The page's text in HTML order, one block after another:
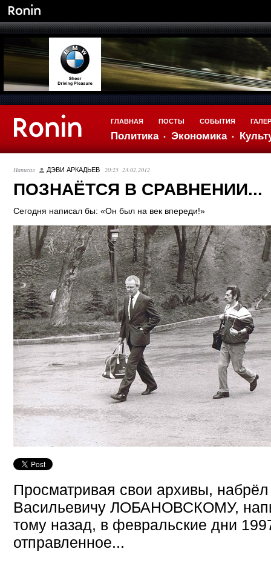
ГЛАВНАЯ
Политика Экономика
ПОСТЫ СОБЫТИЯ
Написал ДЭВИ АРКАДЬЕВ 20:25 23.02.2012
ПОЗНАЁТСЯ В СРАВНЕНИИ...
Cегодня написал бы: «Он был на век впереди!»
Просматривая свои архивы,
Васильевичу ЛОБАНОВСКОМУ,
тому назад, в февральские дни
отправленное...